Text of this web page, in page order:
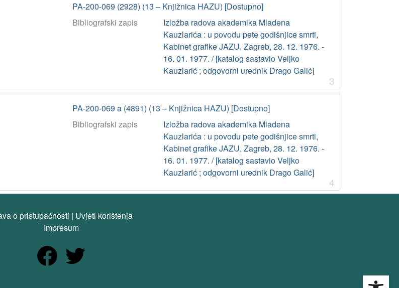
PA-200-069 (2928) (13 – Knjižnica HAZU) [Dostupno]
Bibliografski zapis
Izložba radova akademika Mladena
Kauzlarića : u povodu pete godišnjice smrti,
Kabinet grafike JAZU, Zagreb, 28. 12. 1976. -
16. 01. 1977. / [katalog sastavio Veljko
Kauzlarić ; odgovorni urednik Drago Galić]
3
PA-200-069 a (4891) (13 – Knjižnica HAZU) [Dostupno]
Bibliografski zapis
Izložba radova akademika Mladena
Kauzlarića : u povodu pete godišnjice smrti,
Kabinet grafike JAZU, Zagreb, 28. 12. 1976. -
16. 01. 1977. / [katalog sastavio Veljko
Kauzlarić ; odgovorni urednik Drago Galić]
4
o pristupačnosti | Uvjeti korištenja
Impresum